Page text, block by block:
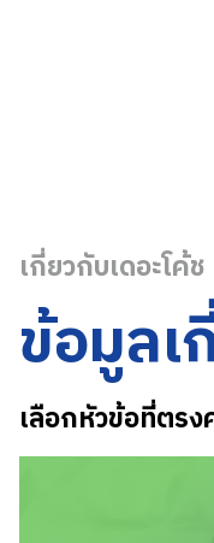
เกี่ยวกับเดอะโค้ช
ข้อมูลเ
เลือกหัวข้อที่ตรง